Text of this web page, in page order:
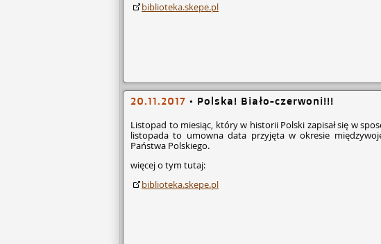
biblioteka.skepe.pl
20.11.2017 • Polska! Biało-czerwoni!!!
Listopad to miesiąc, który w historii Polski zapisał się w
listopada to umowna data przyjęta w okresie
Państwa Polskiego.
więcej o tym tutaj:
biblioteka.skepe.pl